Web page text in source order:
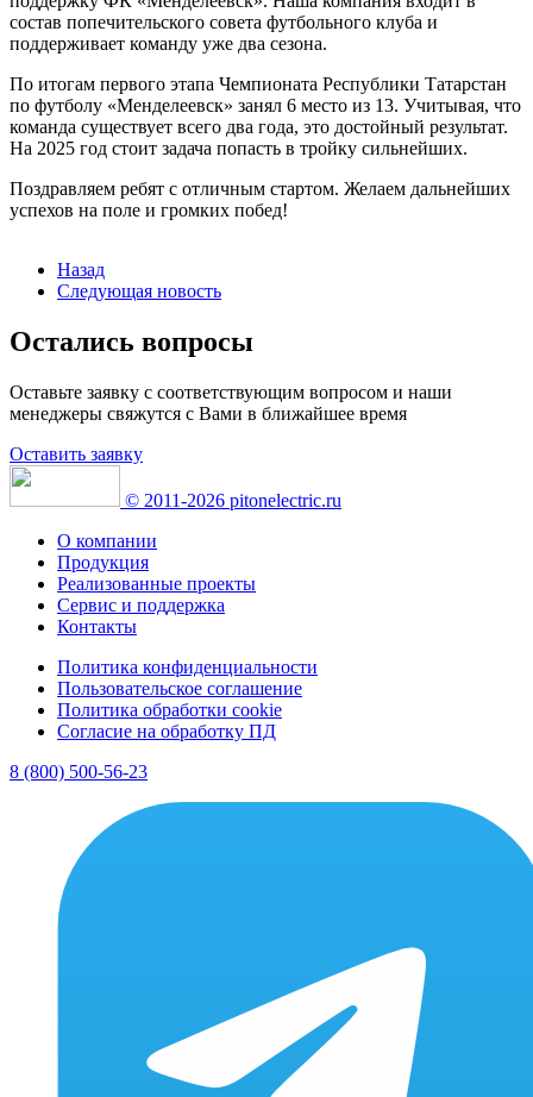
состав попечительского совета футбольного клуба и
поддерживает команду уже два сезона.
По итогам первого этапа Чемпионата Республики Татарстан
по футболу «Менделеевск» занял 6 место из 13. Учитывая, что
команда существует всего два года, это достойный результат.
На 2025 год стоит задача попасть в тройку сильнейших.
Поздравляем ребят с отличным стартом. Желаем дальнейших
успехов на поле и громких побед!
Назад
Следующая новость
Остались вопросы
Оставьте заявку с соответствующим вопросом и наши
менеджеры свяжутся с Вами в ближайшее время
Оставить заявку
© 2011-2026 pitonelectric.ru
О компании
Продукция
Реализованные проекты
Сервис и поддержка
Контакты
Политика конфиденциальности
Пользовательское соглашение
Политика обработки cookie
Согласие на обработку ПД
8 (800) 500-56-23